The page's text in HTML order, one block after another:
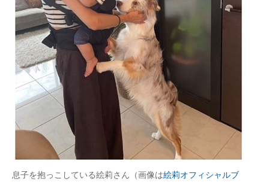
経営リーダーのコミュニティ
マーケ×ITの今がよく分かる
ITエンジニア向け専門サイト
企業向けIT製品の総合サイト
IT製品の技術・比較・事例
製造業のIT導入・活用を支援
息子を抱っこしている絵莉さん（画像は絵莉オフィシャルブ